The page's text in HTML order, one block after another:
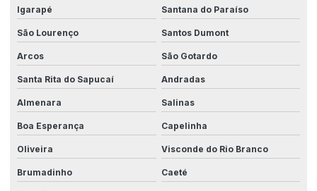
Soluções em automação
Soluções em automação industrial
Soluções industriais inovadoras
Soluções personalizadas para produção
Tecnologia em automação
Tecnologia em automação industrial
Tecnologia da automação
Tecnologia da automação industrial
Igarapé Santana do Paraíso
São Lourenço Santos Dumont
Arcos São Gotardo
Santa Rita do Sapucaí Andradas
Almenara Salinas
Boa Esperança Capelinha
Oliveira Visconde do Rio Branco
Brumadinho Caeté